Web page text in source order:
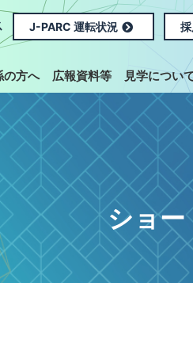
J-PARC 運転状況
の方へ 広報資料等 見学につい
ショー